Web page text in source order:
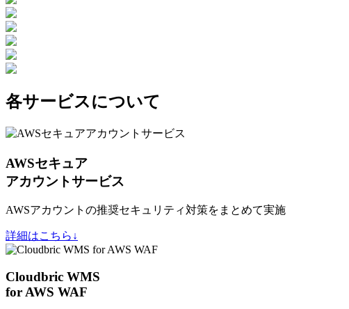
各サービスについて
AWSセキュア
アカウントサービス
AWSアカウントの推奨セキュリティ対策をまとめて実施
詳細はこちら↓
Cloudbric WMS
for AWS WAF